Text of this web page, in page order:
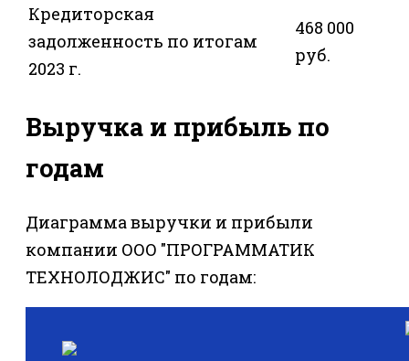
Кредиторская
задолженность по итогам
2023 г.
468 000
руб.
Выручка и прибыль по
годам
Диаграмма выручки и прибыли
компании ООО "ПРОГРАММАТИК
ТЕХНОЛОДЖИС" по годам: